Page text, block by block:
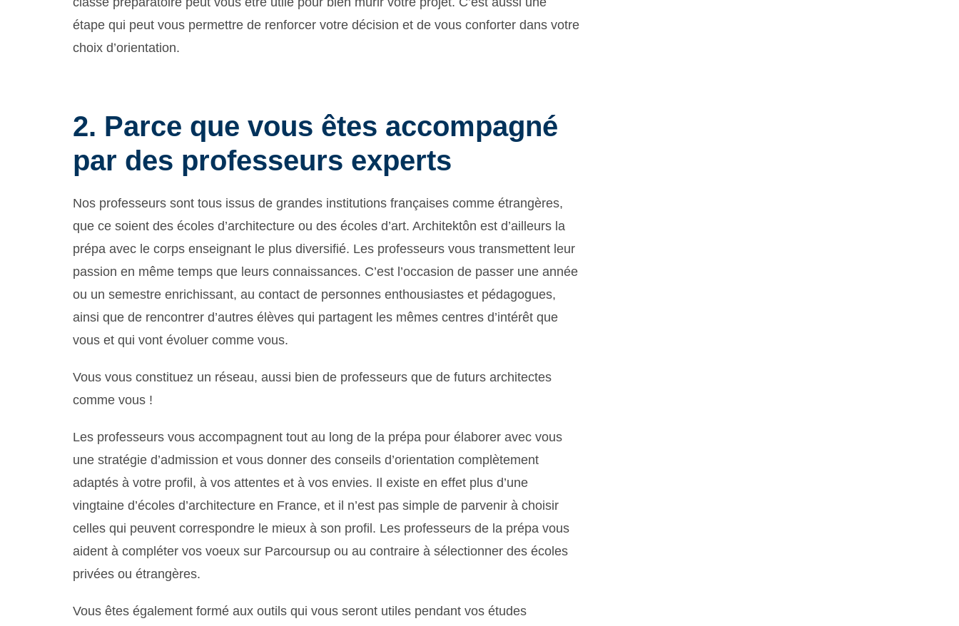
étape qui peut vous permettre de renforcer votre décision et de vous conforter dans votre
choix d’orientation.
2. Parce que vous êtes accompagné
par des professeurs experts
Nos professeurs sont tous issus de grandes institutions françaises comme étrangères,
que ce soient des écoles d’architecture ou des écoles d’art. Architektôn est d’ailleurs la
prépa avec le corps enseignant le plus diversifié. Les professeurs vous transmettent leur
passion en même temps que leurs connaissances. C’est l’occasion de passer une année
ou un semestre enrichissant, au contact de personnes enthousiastes et pédagogues,
ainsi que de rencontrer d’autres élèves qui partagent les mêmes centres d’intérêt que
vous et qui vont évoluer comme vous.
Vous vous constituez un réseau, aussi bien de professeurs que de futurs architectes
comme vous !
Les professeurs vous accompagnent tout au long de la prépa pour élaborer avec vous
une stratégie d’admission et vous donner des conseils d’orientation complètement
adaptés à votre profil, à vos attentes et à vos envies. Il existe en effet plus d’une
vingtaine d’écoles d’architecture en France, et il n’est pas simple de parvenir à choisir
celles qui peuvent correspondre le mieux à son profil. Les professeurs de la prépa vous
aident à compléter vos voeux sur Parcoursup ou au contraire à sélectionner des écoles
privées ou étrangères.
Vous êtes également formé aux outils qui vous seront utiles pendant vos études